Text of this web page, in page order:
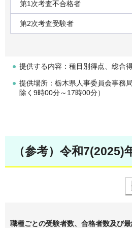
第1次考査不合格者
第2次考査受験者
提供する内容：種目別得点、総合
提供場所：栃木県人事委員会事務
除く9時00分～17時00分）
（参考）令和7(2025)
職種ごとの受験者数、合格者数及び